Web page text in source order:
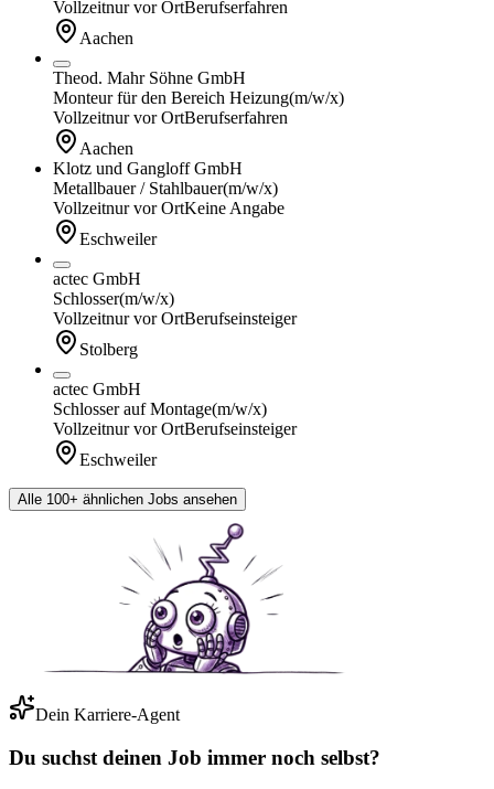
Vollzeitnur vor OrtBerufserfahren
Aachen
Theod. Mahr Söhne GmbH
Monteur für den Bereich Heizung(m/w/x)
Vollzeitnur vor OrtBerufserfahren
Aachen
Klotz und Gangloff GmbH
Metallbauer / Stahlbauer(m/w/x)
Vollzeitnur vor OrtKeine Angabe
Eschweiler
actec GmbH
Schlosser(m/w/x)
Vollzeitnur vor OrtBerufseinsteiger
Stolberg
actec GmbH
Schlosser auf Montage(m/w/x)
Vollzeitnur vor OrtBerufseinsteiger
Eschweiler
Alle 100+ ähnlichen Jobs ansehen
Dein Karriere-Agent
Du suchst deinen Job immer noch selbst?